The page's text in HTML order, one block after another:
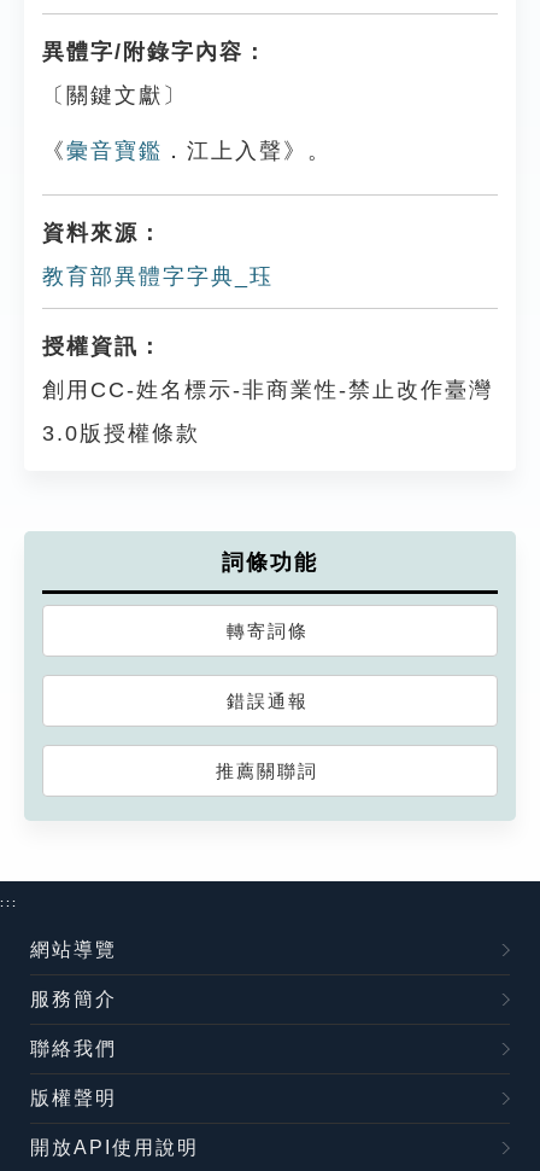
異體字/附錄字內容：
〔關鍵文獻〕
《彙音寶鑑 ．江上入聲》。
資料來源：
教育部異體字字典_珏
授權資訊：
創用CC-姓名標示-非商業性-禁止改作臺灣
3.0版授權條款
詞條功能
轉寄詞條
錯誤通報
推薦關聯詞
:::
網站導覽
服務簡介
聯絡我們
版權聲明
開放API使用說明